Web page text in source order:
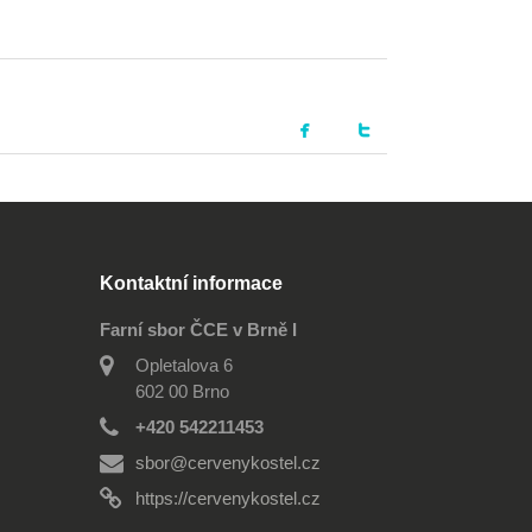
Kontaktní informace
Farní sbor ČCE v Brně I
Opletalova 6
602 00 Brno
+420 542211453
sbor@cervenykostel.cz
https://cervenykostel.cz